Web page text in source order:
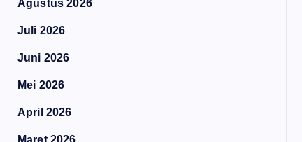
Agustus 2026
Juli 2026
Juni 2026
Mei 2026
April 2026
Maret 2026